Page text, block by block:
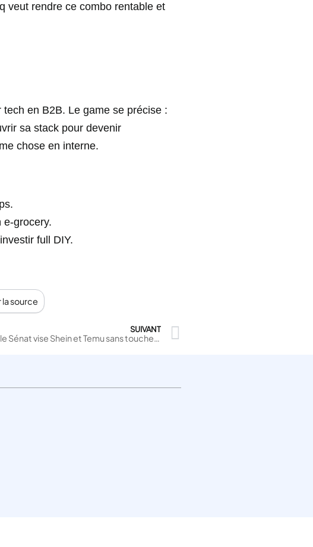
veut rendre ce combo rentable et
en B2B. Le game se précise :
sa stack pour devenir
chose en interne.
full DIY.
source
SUIVANT
Loi anti‑fast‑fashion : le Sénat vise Shein et Temu sans toucher aux Européens